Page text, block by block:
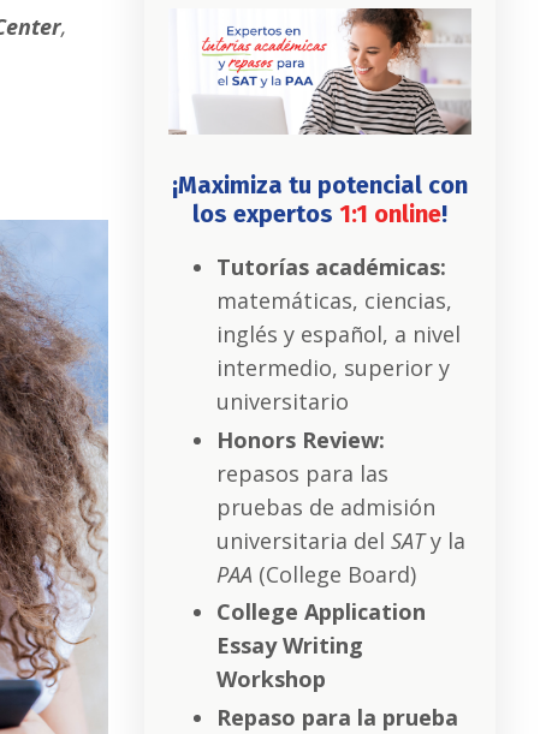
,
¡Maximiza tu potencial con
los expertos 1:1 online!
Tutorías académicas:
matemáticas, ciencias,
inglés y español, a nivel
intermedio, superior y
universitario
Honors Review:
repasos para las
pruebas de admisión
universitaria del SATy la
PAA (College Board)
College Application
Essay Writing
Workshop
Repaso para la prueba